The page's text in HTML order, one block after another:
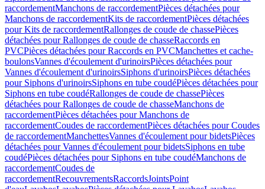
raccordementManchons de raccordementPièces détachées pour
Manchons de raccordementKits de raccordementPièces détachées
pour Kits de raccordementRallonges de coude de chassePièces
détachées pour Rallonges de coude de chasseRaccords en
PVCPièces détachées pour Raccords en PVCManchettes et cache-
boulonsVannes d'écoulement d'urinoirsPièces détachées pour
Vannes d'écoulement d'urinoirsSiphons d'urinoirsPièces détachées
pour Siphons d'urinoirsSiphons en tube coudéPièces détachées pour
Siphons en tube coudéRallonges de coude de chassePièces
détachées pour Rallonges de coude de chasseManchons de
raccordementPièces détachées pour Manchons de
raccordementCoudes de raccordementPièces détachées pour Coudes
de raccordementManchettesVannes d'écoulement pour bidetsPièces
détachées pour Vannes d'écoulement pour bidetsSiphons en tube
coudéPièces détachées pour Siphons en tube coudéManchons de
raccordementCoudes de
raccordementRecouvrementsRaccordsJointsPoint